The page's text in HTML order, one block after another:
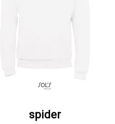
ΖΗΤΗΣΤΕ ΠΡΟΣΦΟΡΑ
spider